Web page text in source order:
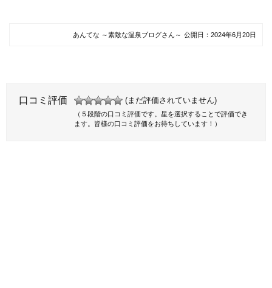
あんてな ～素敵な温泉ブログさん～ 公開日： 2024年6月20日
口コミ評価 (まだ評価されていません)
（５段階の口コミ評価です。星を選択することで評価でき
ます。皆様の口コミ評価をお待ちしています！）